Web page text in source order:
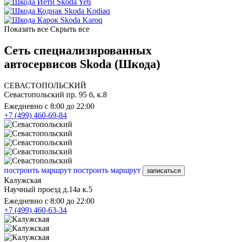
Skoda Yeti
Skoda Kodiaq
Skoda Karoq
Показать все Скрыть все
Сеть специализированных
автосервисов Skoda (Шкода)
СЕВАСТОПОЛЬСКИЙ
Севастопольский пр. 95 б, к.8
Ежедневно с 8:00 до 22:00
+7 (499) 460-69-84
построить маршрут построить маршрут записаться
Калужская
Научный проезд д.14а к.5
Ежедневно с 8:00 до 22:00
+7 (499) 460-63-34